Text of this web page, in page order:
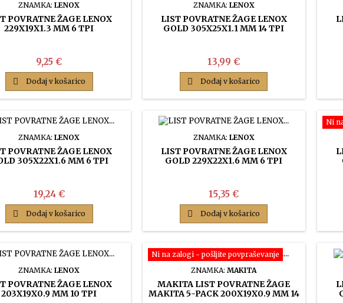
ZNAMKA:LENOX
POVRATNE ŽAGE LENOX
229X19X1.3 MM 6 TPI
Cena
9,25 €
 Dodaj v košarico
ZNAMKA: LENOX
LIST POVRATNE ŽAGE LENOX
GOLD 305X25X1.1 MM 14 TPI
Cena
13,99 €
 Dodaj v košarico
ZNAMKA:LENOX
POVRATNE ŽAGE LENOX
305X22X1.6 MM 6 TPI
Cena
19,24 €
 Dodaj v košarico
ZNAMKA: LENOX
LIST POVRATNE ŽAGE LENOX
GOLD 229X22X1.6 MM 6 TPI
Cena
15,35 €
 Dodaj v košarico
Ni
ZNAMKA:LENOX
POVRATNE ŽAGE LENOX
203X19X0.9 MM 10 TPI
Ni na zalogi - pošljite povpraševanje
ZNAMKA:MAKITA
MAKITA LIST POVRATNE ŽAGE
MAKITA 5-PACK 200X19X0.9 MM 14